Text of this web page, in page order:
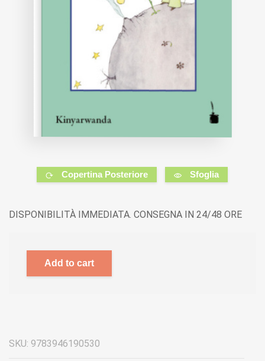
Copertina Posteriore Sfoglia
DISPONIBILITÀ IMMEDIATA. CONSEGNA IN 24/48 ORE
Add to cart
SKU: 9783946190530